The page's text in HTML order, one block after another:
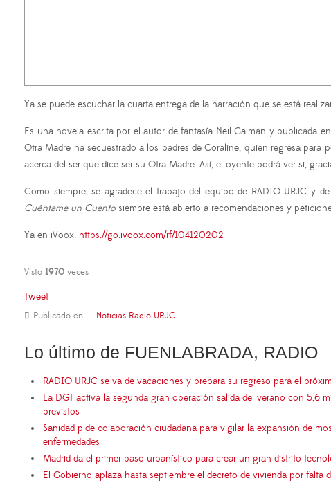
Ya se puede escuchar la cuarta entrega de la narración que se está
Es una novela escrita por el autor de fantasía Neil Gaiman y publicada
Otra Madre ha secuestrado a los padres de Coraline, quien regresa
acerca del ser que dice ser su Otra Madre. Así, el oyente podrá ver si,
Como siempre, se agradece el trabajo del equipo de RADIO URJC y
Cuéntame un Cuento siempre está abierto a recomendaciones y
Ya en iVoox: https://go.ivoox.com/rf/104120202
Visto 1970 veces
Tweet
Publicado en Noticias Radio URJC
Lo último de FUENLABRADA, RADIO
RADIO URJC se va de vacaciones y prepara su regreso para el
La DGT activa la segunda gran operación salida del verano con 5,6
previstos
Sanidad pide colaboración ciudadana para vigilar la expansión de
enfermedades
Madrid da el primer paso urbanístico para crear un gran distrito
El Gobierno aplaza hasta septiembre el decreto de vivienda por falta